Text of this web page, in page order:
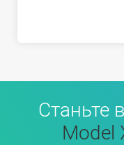
Станьте
Model